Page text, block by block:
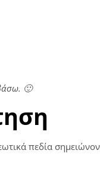
🙂
πεδία